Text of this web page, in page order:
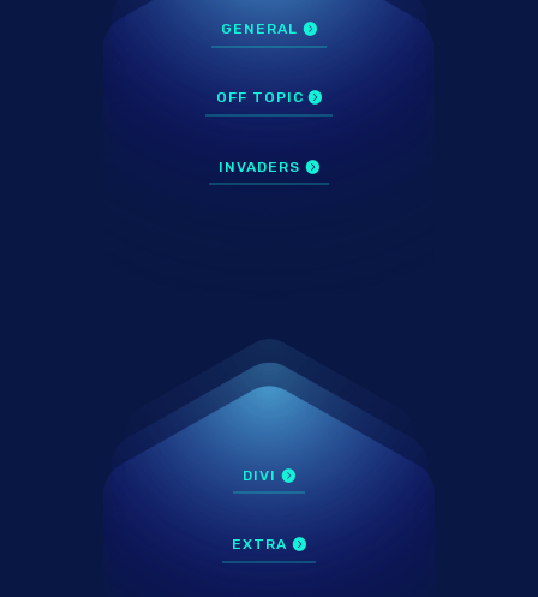
GENERAL
OFF TOPIC
INVADERS
DIVI
EXTRA